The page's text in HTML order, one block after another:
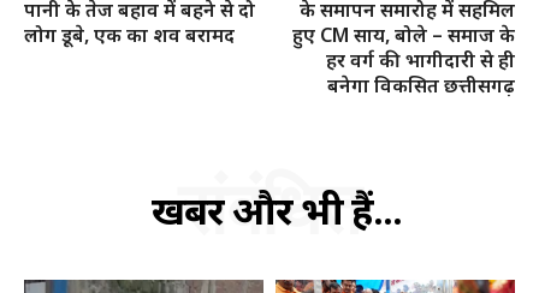
क्विक लिंक्स
पानी के तेज बहाव में बहने से दो
लोग डूबे, एक का शव बरामद
के समापन समारोह में सहमिल
हुए CM साय, बोले – समाज के
हर वर्ग की भागीदारी से ही
बनेगा विकसित छत्तीसगढ़
खबरें और भी हैं...
संबंधित